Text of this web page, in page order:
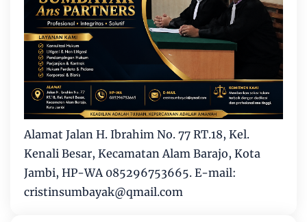
Alamat Jalan H. Ibrahim No. 77 RT.18, Kel.
Kenali Besar, Kecamatan Alam Barajo, Kota
Jambi, HP-WA 085296753665. E-mail:
cristinsumbayak@qmail.com